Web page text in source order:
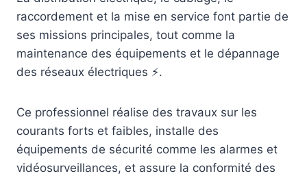
raccordement et la mise en service font partie de
ses missions principales, tout comme la
maintenance des équipements et le dépannage
des réseaux électriques ⚡.
Ce professionnel réalise des travaux sur les
courants forts et faibles, installe des
équipements de sécurité comme les alarmes et
vidéosurveillances, et assure la conformité des